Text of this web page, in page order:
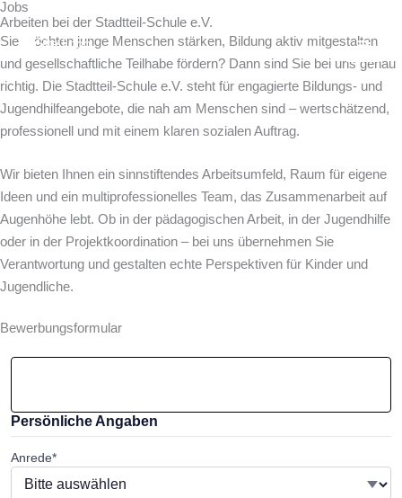
Zum
Jobs
Arbeiten bei der Stadtteil-Schule e.V.
Sie möchten junge Menschen stärken, Bildung aktiv mitgestalten
und gesellschaftliche Teilhabe fördern? Dann sind Sie bei uns genau
richtig. Die Stadtteil-Schule e.V. steht für engagierte Bildungs- und
Jugendhilfeangebote, die nah am Menschen sind – wertschätzend,
professionell und mit einem klaren sozialen Auftrag.
Wir bieten Ihnen ein sinnstiftendes Arbeitsumfeld, Raum für eigene
Ideen und ein multiprofessionelles Team, das Zusammenarbeit auf
Augenhöhe lebt. Ob in der pädagogischen Arbeit, in der Jugendhilfe
oder in der Projektkoordination – bei uns übernehmen Sie
Verantwortung und gestalten echte Perspektiven für Kinder und
Jugendliche.
Bewerbungsformular
Persönliche Angaben
Anrede*